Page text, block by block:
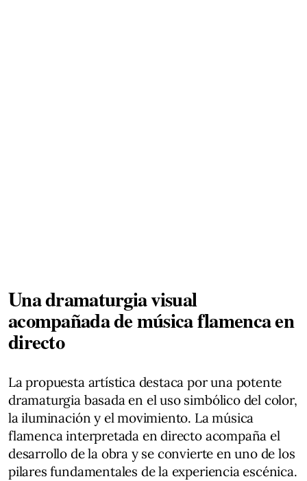
Una dramaturgia visual
acompañada de música flamenca en
directo
La propuesta artística destaca por una potente
dramaturgia basada en el uso simbólico del color,
la iluminación y el movimiento. La música
flamenca interpretada en directo acompaña el
desarrollo de la obra y se convierte en uno de los
pilares fundamentales de la experiencia escénica.